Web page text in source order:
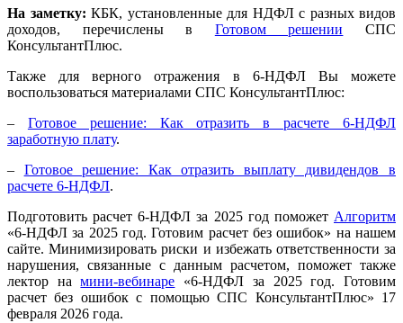
На заметку: КБК, установленные для НДФЛ с разных видов
доходов, перечислены в Готовом решении СПС
КонсультантПлюс.
Также для верного отражения в 6-НДФЛ Вы можете
воспользоваться материалами СПС КонсультантПлюс:
– Готовое решение: Как отразить в расчете 6-НДФЛ
заработную плату.
– Готовое решение: Как отразить выплату дивидендов в
расчете 6-НДФЛ.
Подготовить расчет 6-НДФЛ за 2025 год поможет Алгоритм
«6-НДФЛ за 2025 год. Готовим расчет без ошибок» на нашем
сайте. Минимизировать риски и избежать ответственности за
нарушения, связанные с данным расчетом, поможет также
лектор намини-вебинаре «6-НДФЛ за 2025 год. Готовим
расчет без ошибок с помощью СПС КонсультантПлюс» 17
февраля 2026 года.